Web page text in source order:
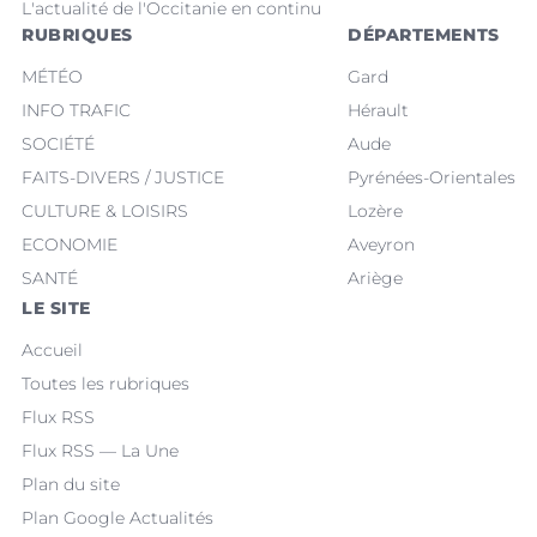
L'actualité de l'Occitanie en continu
RUBRIQUES
MÉTÉO
INFO TRAFIC
SOCIÉTÉ
FAITS-DIVERS / JUSTICE
CULTURE & LOISIRS
ECONOMIE
SANTÉ
DÉPARTEMENTS
Gard
Hérault
Aude
Pyrénées-Orientales
Lozère
Aveyron
Ariège
LE SITE
Accueil
Toutes les rubriques
Flux RSS
Flux RSS — La Une
Plan du site
Plan Google Actualités